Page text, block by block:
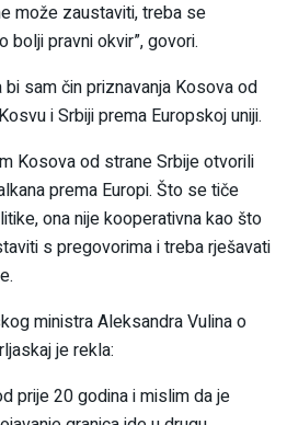
može zaustaviti, treba se
bolji pravni okvir”, govori.
sam čin priznavanja Kosova od
i Srbiji prema Europskoj uniji.
Kosova od strane Srbije otvorili
prema Europi. Što se tiče
ona nije kooperativna kao što
s pregovorima i treba rješavati
ministra Aleksandra Vulina o
je rekla:
prije 20 godina i mislim da je